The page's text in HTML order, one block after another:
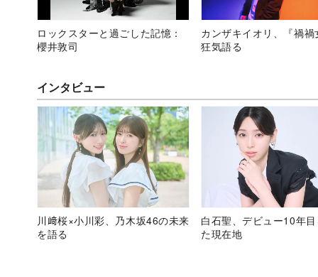
ロックスターと過ごした記憶：
櫻井敦司
カンザキイオリ、『禍禍
狂気語る
インタビュー
川﨑桜×小川彩、乃木坂46の未来
を語る
白石聖、デビュー10年
た現在地